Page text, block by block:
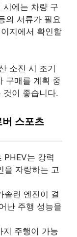
시에는 차량 구
의 서류가 필요
지에서 확인할
소진 시 조기
구매를 계획 중
것이 좋습니다.
스포츠
PHEV는 강력
을 자랑하는 고
솔린 엔진이 결
난 주행 성능을
지 주행이 가능